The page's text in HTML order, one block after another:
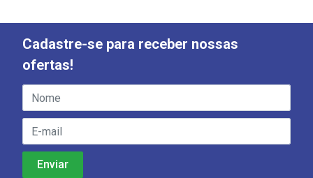
Cadastre-se para receber nossas
ofertas!